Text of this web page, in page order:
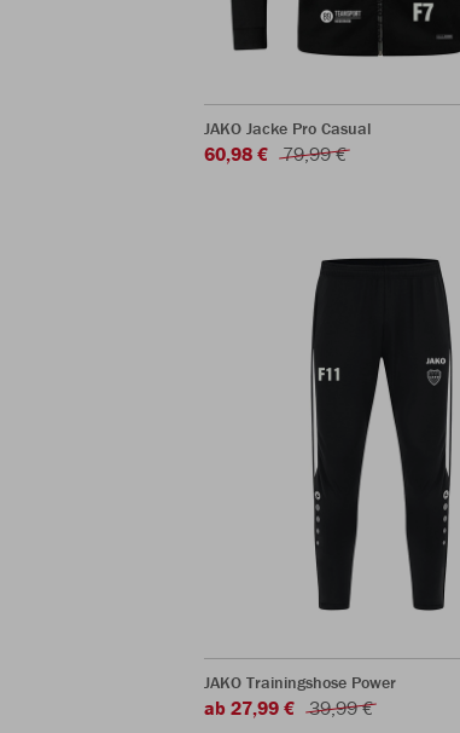
JAKO Jacke Pro Casual
60,98 € 79,99 €
JAKO Trainingshose Power
ab 27,99 € 39,99 €